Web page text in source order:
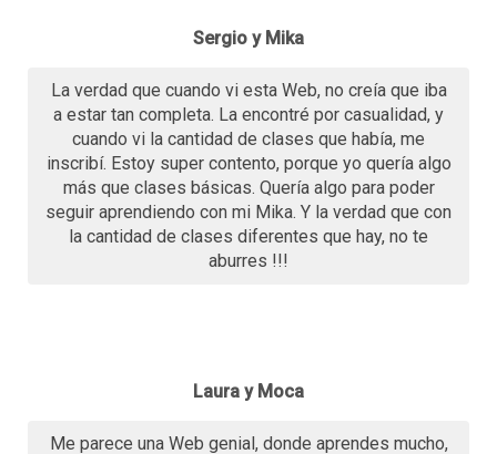
Sergio y Mika
La verdad que cuando vi esta Web, no creía que iba
a estar tan completa. La encontré por casualidad, y
cuando vi la cantidad de clases que había, me
inscribí. Estoy super contento, porque yo quería algo
más que clases básicas. Quería algo para poder
seguir aprendiendo con mi Mika. Y la verdad que con
la cantidad de clases diferentes que hay, no te
aburres !!!
Laura y Moca
Me parece una Web genial, donde aprendes mucho,